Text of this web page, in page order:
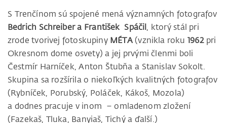
S Trenčínom sú spojené mená významných fotografov
Bedrich Schreiber a František Spáčil, ktorý stál pri
zrode tvorivej fotoskupiny MÉTA(vznikla roku1962 pri
Okresnom dome osvety) a jej prvými členmi boli
Čestmír Harníček, Anton Štubňa a Stanislav Sokolt.
Skupina sa rozšírila o niekoľkých kvalitných fotografov
(Rybníček, Porubský, Poláček, Kákoš, Mozola)
a dodnes pracuje v inom – omladenom zložení
(Fazekaš, Tluka, Banyiaš, Tichý a ďalší.)